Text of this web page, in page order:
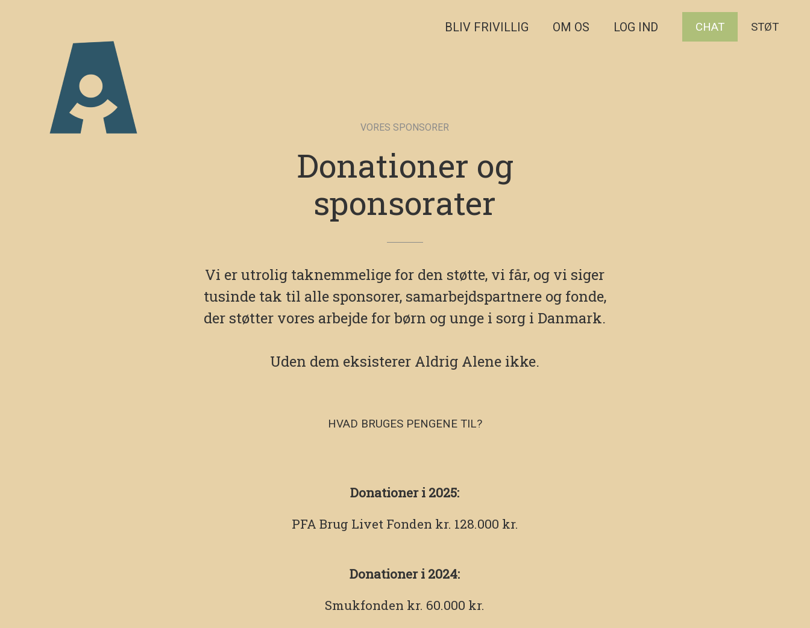
CHAT STØT
BLIV FRIVILLIG OM OS LOG IND
VORES SPONSORER
Donationer og
sponsorater
Vi er utrolig taknemmelige for den støtte, vi får, og vi siger
tusinde tak til alle sponsorer, samarbejdspartnere og fonde,
der støtter vores arbejde for børn og unge i sorg i Danmark.
Uden dem eksisterer Aldrig Alene ikke.
HVAD BRUGES PENGENE TIL?
Donationer i 2025:
PFA Brug Livet Fonden kr. 128.000 kr.
Donationer i 2024:
Smukfonden kr. 60.000 kr.